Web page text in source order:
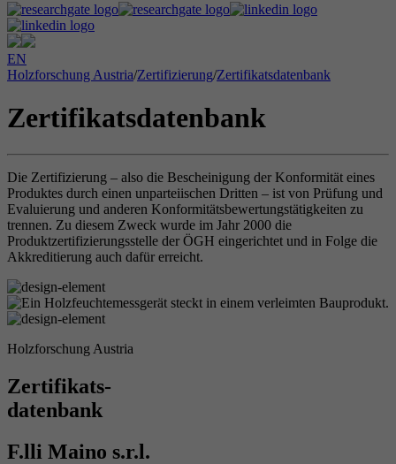
EN
Holzforschung Austria/Zertifizierung/Zertifikatsdatenbank
Zertifikatsdatenbank
Die Zertifizierung – also die Bescheinigung der Konformität eines
Produktes durch einen unparteiischen Dritten – ist von Prüfung und
Evaluierung und anderen Konformitätsbewertungstätigkeiten zu
trennen. Zu diesem Zweck wurde im Jahr 2000 die
Produktzertifizierungsstelle der ÖGH eingerichtet und in Folge die
Akkreditierung auch dafür erreicht.
Holzforschung Austria
Zertifikats-
datenbank
F.lli Maino s.r.l.